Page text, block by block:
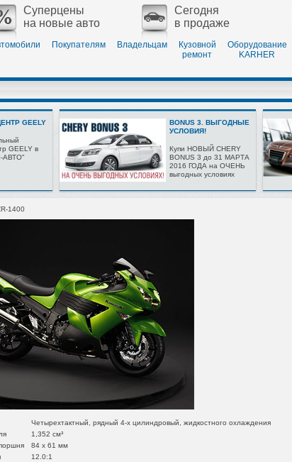
Суперцены
на новые авто
Сегодня
в продаже
Покупателям Владельцам
Кузовной
ремонт
Оборудование
KARHER
GEELY
GEELY в
АВТО"
BONUS 3. ВЫГОДНЫЕ
УСЛОВИЯ!
Купи НОВЫЙ CHERY
BONUS 3 до 31 МАРТА
2016 ГОДА на ОЧЕНЬ
выгодных условиях
1400
Четырехтактный, рядный 4-х цилиндровый, жидкостного охлаждения
1,352 cм³
84 x 61 мм
12.0:1